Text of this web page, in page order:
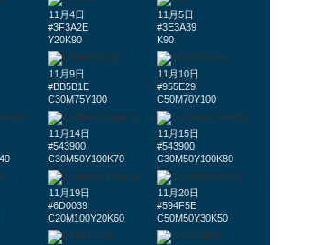
11月4日
#3F3A2E
Y20K90
11月5日
#3E3A39
K90
11月9日
#BB5B1E
C30M75Y100
11月10日
#955E29
C50M70Y100
11月14日
#543900
C30M50Y100K70
11月15日
#543900
C30M50Y100K80
11月19日
#6D0039
C20M100Y20K60
11月20日
#594F5E
C50M50Y30K50